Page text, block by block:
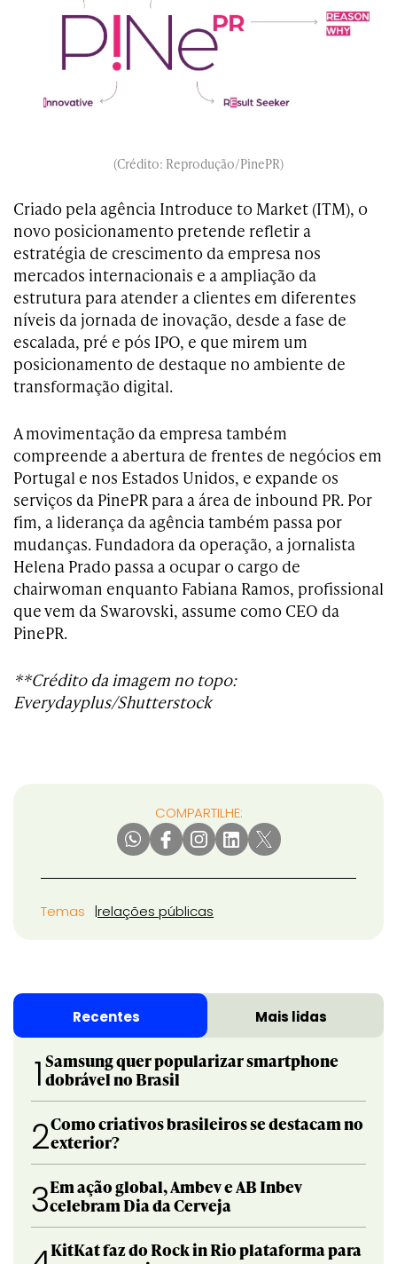
(Crédito: Reprodução/PinePR)
Criado pela agência Introduce to Market (ITM), o
novo posicionamento pretende refletir a
estratégia de crescimento da empresa nos
mercados internacionais e a ampliação da
estrutura para atender a clientes em diferentes
níveis da jornada de inovação, desde a fase de
escalada, pré e pós IPO, e que mirem um
posicionamento de destaque no ambiente de
transformação digital.
A movimentação da empresa também
compreende a abertura de frentes de negócios em
Portugal e nos Estados Unidos, e expande os
serviços da PinePR para a área de inbound PR. Por
fim, a liderança da agência também passa por
mudanças. Fundadora da operação, a jornalista
Helena Prado passa a ocupar o cargo de
chairwoman enquanto Fabiana Ramos, profissional
que vem da Swarovski, assume como CEO da
PinePR.
**Crédito da imagem no topo:
Everydayplus/Shutterstock
COMPARTILHE:
Temas relações públicas
Recentes Mais lidas
1 Samsung quer popularizar smartphone
dobrável no Brasil
2Como criativos brasileiros se destacam no
exterior?
3Em ação global, Ambev e AB Inbev
celebram Dia da Cerveja
KitKat faz do Rock in Rio plataforma para